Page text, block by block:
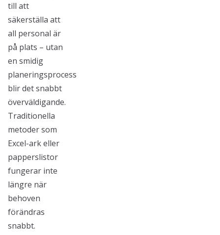
till att
säkerställa att
all personal är
på plats – utan
en smidig
planeringsprocess
blir det snabbt
överväldigande.
Traditionella
metoder som
Excel-ark eller
papperslistor
fungerar inte
längre när
behoven
förändras
snabbt.